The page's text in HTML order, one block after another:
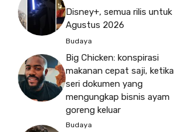
Disney+, semua rilis untuk
Agustus 2026
Budaya
Big Chicken: konspirasi
makanan cepat saji, ketika
seri dokumen yang
mengungkap bisnis ayam
goreng keluar
Budaya